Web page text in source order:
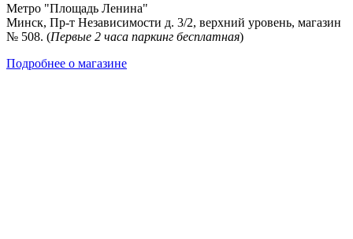
Метро "Площадь Ленина"
Минск, Пр-т Независимости д. 3/2, верхний уровень, магазин
№ 508. (Первые 2 часа паркинг бесплатная)
Подробнее о магазине